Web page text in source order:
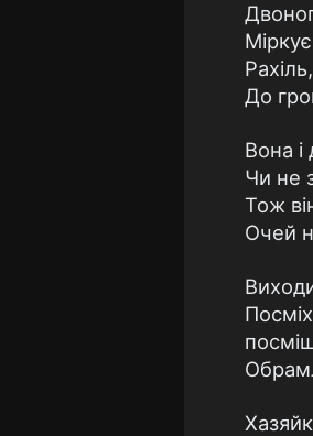
До
Вона і
Чи не
Тож
Очей